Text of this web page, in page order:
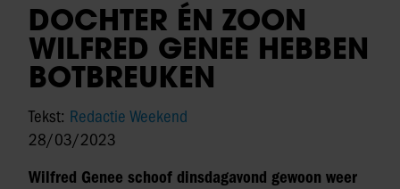
DOCHTER ÉN ZOON
WILFRED GENEE HEBBEN
BOTBREUKEN
Tekst: Redactie Weekend
28/03/2023
Wilfred Genee schoof dinsdagavond gewoon weer